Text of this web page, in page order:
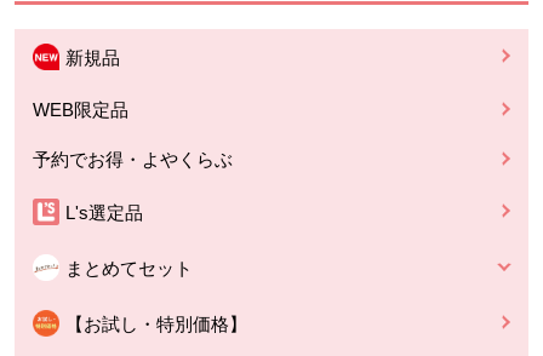
新規品
WEB限定品
予約でお得・よやくらぶ
L's選定品
まとめてセット
【お試し・特別価格】